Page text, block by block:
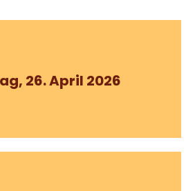
26. April 2026